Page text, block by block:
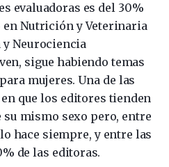
evaluadoras es del 30%
en Nutrición y Veterinaria
Neurociencia
sigue habiendo temas
mujeres. Una de las
que los editores tienden
su mismo sexo pero, entre
hace siempre, y entre las
de las editoras.